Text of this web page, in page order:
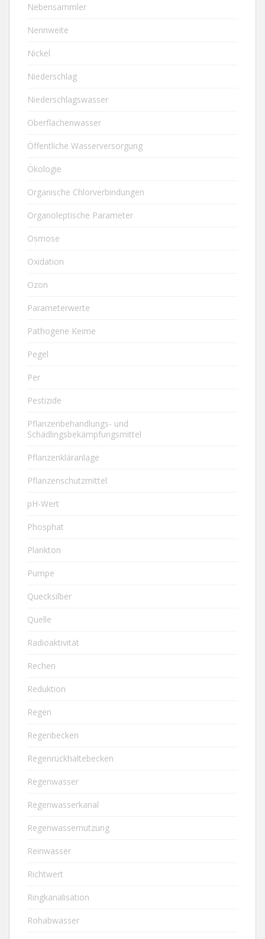
Nebensammler
Nennweite
Nickel
Niederschlag
Niederschlagswasser
Oberflächenwasser
Öffentliche Wasserversorgung
Ökologie
Organische Chlorverbindungen
Organoleptische Parameter
Osmose
Oxidation
Ozon
Parameterwerte
Pathogene Keime
Pegel
Per
Pestizide
Pflanzenbehandlungs- und
Schädlingsbekämpfungsmittel
Pflanzenkläranlage
Pflanzenschutzmittel
pH-Wert
Phosphat
Plankton
Pumpe
Quecksilber
Quelle
Radioaktivität
Rechen
Reduktion
Regen
Regenbecken
Regenrückhaltebecken
Regenwasser
Regenwasserkanal
Regenwassernutzung
Reinwasser
Richtwert
Ringkanalisation
Rohabwasser